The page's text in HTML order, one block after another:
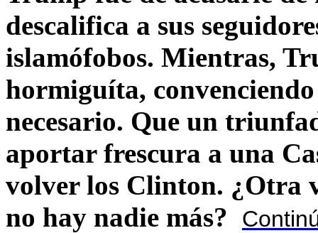
descalifica a sus
islamófobos. Mientras,
hormiguíta,
necesario. Que un
aportar frescura a una
volver los Clinton. ¿Otra
no hay nadie más?